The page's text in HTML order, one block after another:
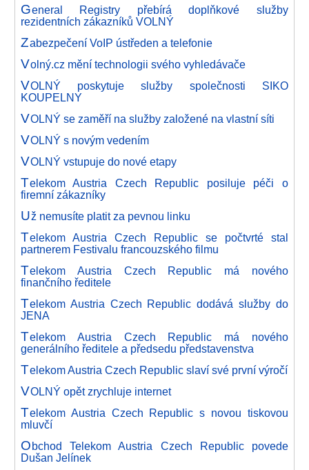
General Registry přebírá doplňkové služby
rezidentních zákazníků VOLNÝ
Zabezpečení VoIP ústředen a telefonie
Volný.cz mění technologii svého vyhledávače
VOLNÝ poskytuje služby společnosti SIKO
KOUPELNY
VOLNÝ se zaměří na služby založené na vlastní síti
VOLNÝ s novým vedením
VOLNÝ vstupuje do nové etapy
Telekom Austria Czech Republic posiluje péči o
firemní zákazníky
Už nemusíte platit za pevnou linku
Telekom Austria Czech Republic se počtvrté stal
partnerem Festivalu francouzského filmu
Telekom Austria Czech Republic má nového
finančního ředitele
Telekom Austria Czech Republic dodává služby do
JENA
Telekom Austria Czech Republic má nového
generálního ředitele a předsedu představenstva
Telekom Austria Czech Republic slaví své první výročí
VOLNÝ opět zrychluje internet
Telekom Austria Czech Republic s novou tiskovou
mluvčí
Obchod Telekom Austria Czech Republic povede
Dušan Jelínek